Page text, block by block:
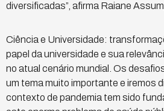
diversificadas”, afirma Raiane
Ciência e Universidade:
papel da universidade e sua
no atual cenário mundial. Os
um tema muito importante e iremos
contexto de pandemia tem sido